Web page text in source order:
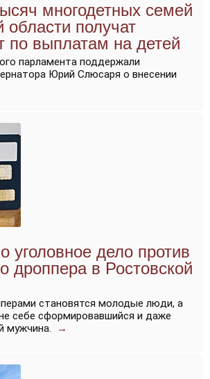
многодетных семей
области получат
по выплатам на детей
парламента поддержали
Юрий Слюсаря о внесении
уголовное дело против
дроппера в Ростовской
становятся молодые люди, а
себе сформировавшийся и даже
мужчина.
→